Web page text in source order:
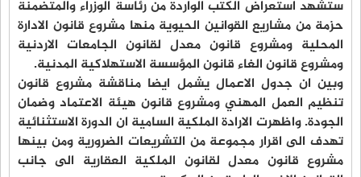
ستشهد استعراض الكتب الواردة من رئاسة الوزراء والمتضمنة
حزمة من مشاريع القوانين الحيوية منها مشروع قانون الادارة
المحلية ومشروع قانون معدل لقانون الجامعات الاردنية
ومشروع قانون الغاء قانون المؤسسة الاستهلاكية المدنية.
وبين ان جدول الاعمال يشمل ايضا مناقشة مشروع قانون
تنظيم العمل المهني ومشروع قانون هيئة الاعتماد وضمان
الجودة. واظهرت الارادة الملكية السامية ان الدورة الاستثنائية
تهدف الى اقرار مجموعة من التشريعات الضرورية ومن بينها
مشروع قانون معدل لقانون الملكية العقارية الى جانب